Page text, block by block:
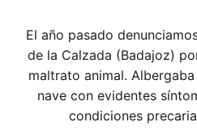
El año pasado
de la Calzada (Badajoz)
maltrato animal.
nave con evidentes
condiciones